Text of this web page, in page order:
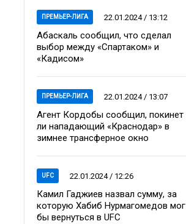
ПРЕМЬЕР-ЛИГА 22.01.2024 / 13:12
Абаскаль сообщил, что сделал
выбор между «Спартаком» и
«Кадисом»
ПРЕМЬЕР-ЛИГА 22.01.2024 / 13:07
Агент Кордобы сообщил, покинет
ли нападающий «Краснодар» в
зимнее трансферное окно
UFC 22.01.2024 / 12:26
Камил Гаджиев назвал сумму, за
которую Хабиб Нурмагомедов мог
бы вернуться в UFC